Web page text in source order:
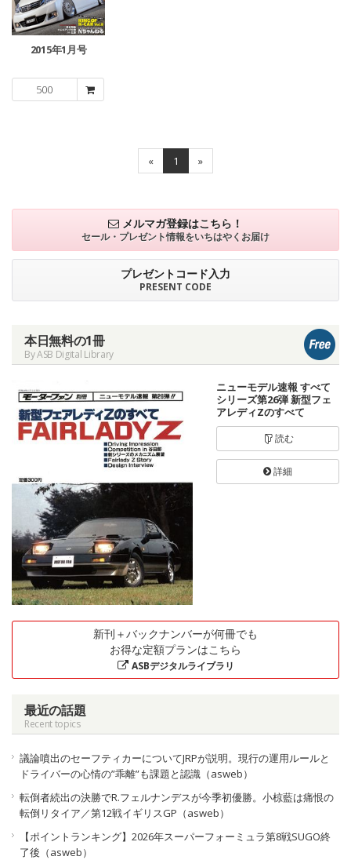
2015年1月号
500
« 1 »
メルマガ登録はこちら！
セール・プレゼント情報をいちはやくお届け
プレゼントコード入力
PRESENT CODE
本日無料の1冊
By ASB Digital Library
ニューモデル速報 すべて
シリーズ第26弾 新型フェ
アレディZのすべて
読む
詳細
新刊＋バックナンバーが何冊でも
お得な定額プランはこちら
ASBデジタルライブラリ
最近の話題
Recent topics
議論噴出のセーフティカーについてJRPが説明。現行の運用ルールと
ドライバーの心情の”乖離”も課題と認識（asweb）
転倒者続出の決勝でR.フェルナンデスが今季初優勝。小椋藍は痛恨の
転倒リタイア／第12戦イギリスGP（asweb）
【ポイントランキング】2026年スーパーフォーミュラ第8戦SUGO終
了後（asweb）